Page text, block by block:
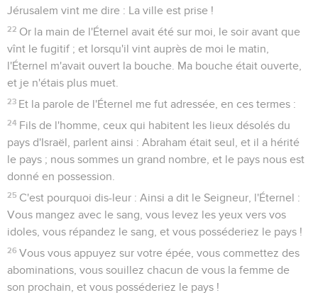
Jérusalem vint me dire : La ville est prise !
22 Or la main de l'Éternel avait été sur moi, le soir avant que
vînt le fugitif ; et lorsqu'il vint auprès de moi le matin,
l'Éternel m'avait ouvert la bouche. Ma bouche était ouverte,
et je n'étais plus muet.
23 Et la parole de l'Éternel me fut adressée, en ces termes :
24 Fils de l'homme, ceux qui habitent les lieux désolés du
pays d'Israël, parlent ainsi : Abraham était seul, et il a hérité
le pays ; nous sommes un grand nombre, et le pays nous est
donné en possession.
25 C'est pourquoi dis-leur : Ainsi a dit le Seigneur, l'Éternel :
Vous mangez avec le sang, vous levez les yeux vers vos
idoles, vous répandez le sang, et vous posséderiez le pays !
26 Vous vous appuyez sur votre épée, vous commettez des
abominations, vous souillez chacun de vous la femme de
son prochain, et vous posséderiez le pays !